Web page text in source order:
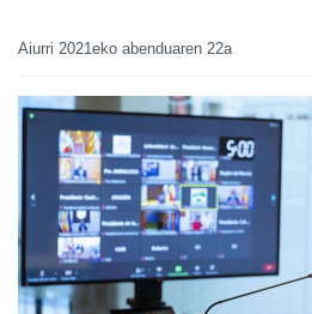
Aiurri 2021eko abenduaren 22a